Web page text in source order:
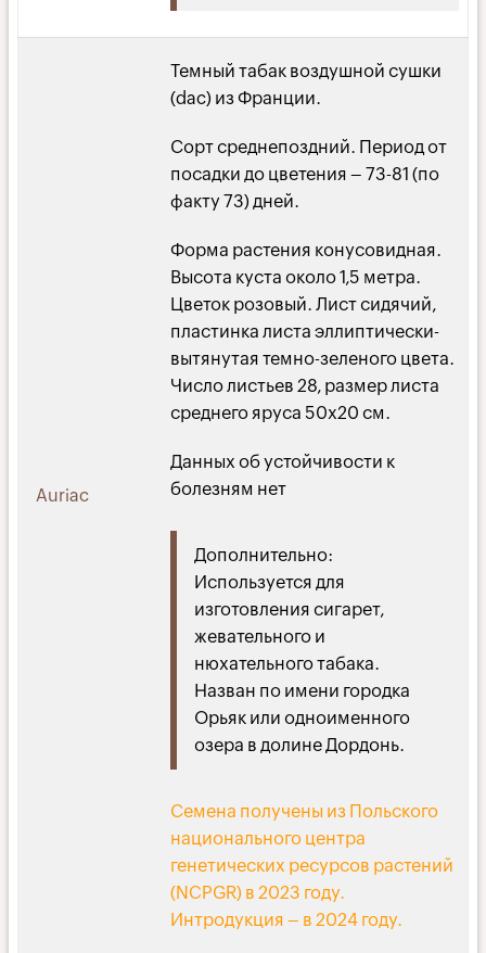
Auriac
Темный табак воздушной сушки
(dac) из Франции.
Сорт среднепоздний. Период от
посадки до цветения – 73-81 (по
факту 73) дней.
Форма растения конусовидная.
Высота куста около 1,5 метра.
Цветок розовый. Лист сидячий,
пластинка листа эллиптически-
вытянутая темно-зеленого цвета.
Число листьев 28, размер листа
среднего яруса 50х20 см.
Данных об устойчивости к
болезням нет
Дополнительно:
Используется для
изготовления сигарет,
жевательного и
нюхательного табака.
Назван по имени городка
Орьяк или одноименного
озера в долине Дордонь.
Семена получены из Польского
национального центра
генетических ресурсов растений
(NCPGR) в 2023 году.
Интродукция – в 2024 году.